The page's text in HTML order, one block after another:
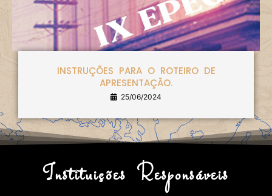
INSTRUÇÕES PARA O ROTEIRO DE
APRESENTAÇÃO.
25/06/2024
Instituições Responsáveis